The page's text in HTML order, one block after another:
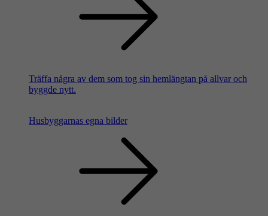
Träffa några av dem som tog sin hemlängtan på allvar och
byggde nytt.
Husbyggarnas egna bilder